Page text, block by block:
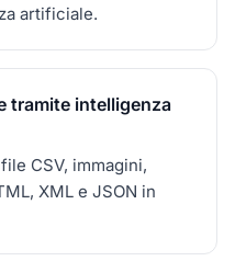
artificiale.
tramite intelligenza
CSV, immagini,
XML e JSON in